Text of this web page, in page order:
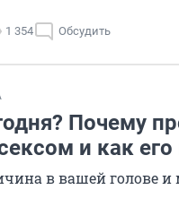
1 354 Обсудить
Почему
и как его
в вашей голове